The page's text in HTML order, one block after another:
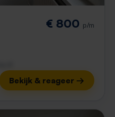
€ 800 p/m
Bekijk & reageer →